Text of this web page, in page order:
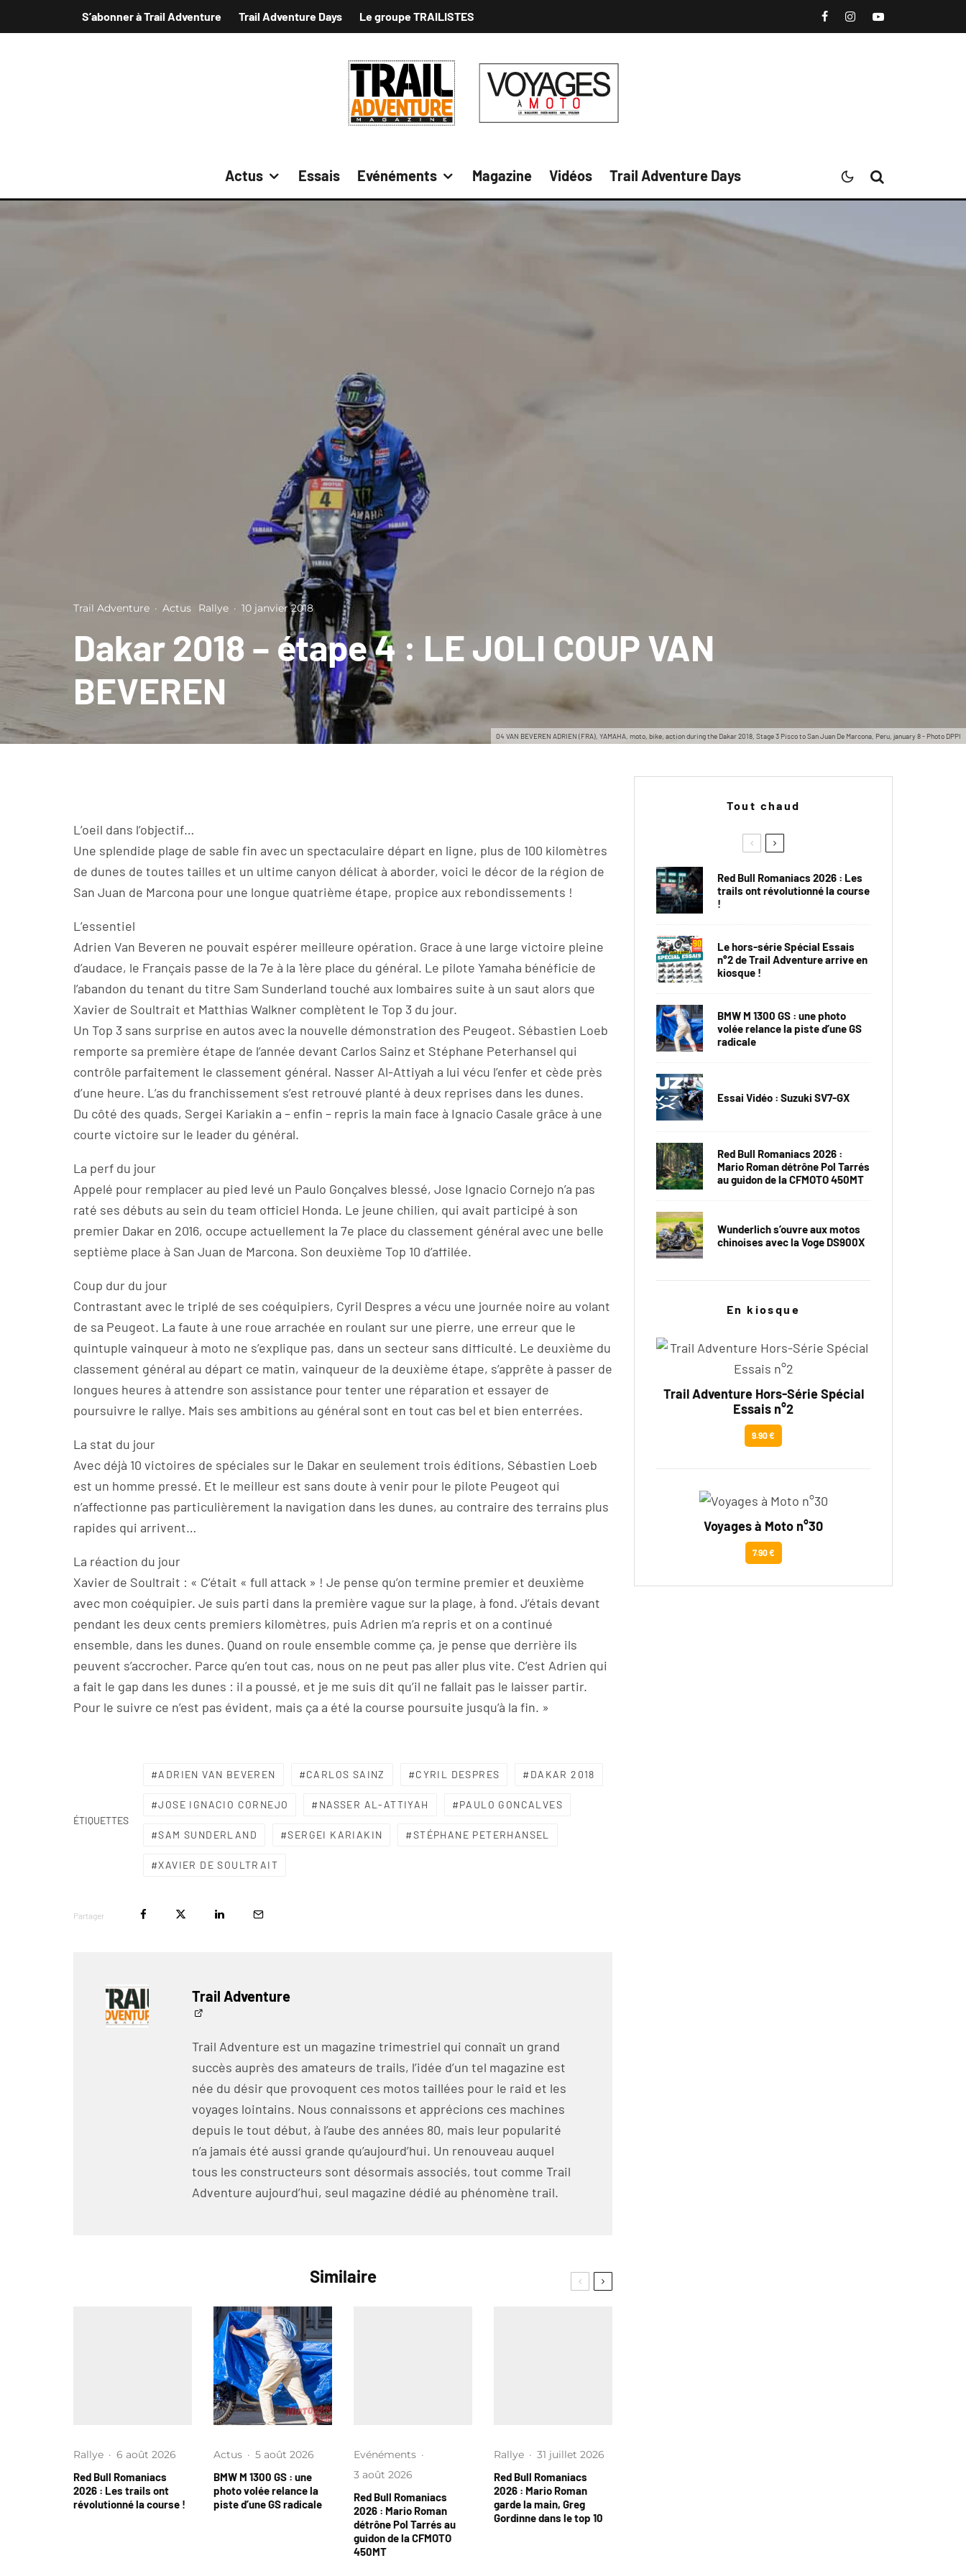
S’abonner à Trail Adventure Trail Adventure Days Le groupe TRAILISTES
Actus Essais Evénéments Magazine Vidéos Trail Adventure Days
04 VAN BEVEREN ADRIEN (FRA), YAMAHA, moto, bike, action during the Dakar 2018, Stage 3 Pisco to San Juan De Marcona, Peru, january 8 - Photo DPPI
Trail Adventure · Actus Rallye · 10 janvier 2018
Dakar 2018 – étape 4 : LE JOLI COUP VAN
BEVEREN
L’oeil dans l’objectif…
Une splendide plage de sable fin avec un spectaculaire départ en ligne, plus de 100 kilomètres
de dunes de toutes tailles et un ultime canyon délicat à aborder, voici le décor de la région de
San Juan de Marcona pour une longue quatrième étape, propice aux rebondissements !
L’essentiel
Adrien Van Beveren ne pouvait espérer meilleure opération. Grace à une large victoire pleine
d’audace, le Français passe de la 7e à la 1ère place du général. Le pilote Yamaha bénéficie de
l’abandon du tenant du titre Sam Sunderland touché aux lombaires suite à un saut alors que
Xavier de Soultrait et Matthias Walkner complètent le Top 3 du jour.
Un Top 3 sans surprise en autos avec la nouvelle démonstration des Peugeot. Sébastien Loeb
remporte sa première étape de l’année devant Carlos Sainz et Stéphane Peterhansel qui
contrôle parfaitement le classement général. Nasser Al-Attiyah a lui vécu l’enfer et cède près
d’une heure. L’as du franchissement s’est retrouvé planté à deux reprises dans les dunes.
Du côté des quads, Sergei Kariakin a – enfin – repris la main face à Ignacio Casale grâce à une
courte victoire sur le leader du général.
La perf du jour
Appelé pour remplacer au pied levé un Paulo Gonçalves blessé, Jose Ignacio Cornejo n’a pas
raté ses débuts au sein du team officiel Honda. Le jeune chilien, qui avait participé à son
premier Dakar en 2016, occupe actuellement la 7e place du classement général avec une belle
septième place à San Juan de Marcona. Son deuxième Top 10 d’affilée.
Coup dur du jour
Contrastant avec le triplé de ses coéquipiers, Cyril Despres a vécu une journée noire au volant
de sa Peugeot. La faute à une roue arrachée en roulant sur une pierre, une erreur que le
quintuple vainqueur à moto ne s’explique pas, dans un secteur sans difficulté. Le deuxième du
classement général au départ ce matin, vainqueur de la deuxième étape, s’apprête à passer de
longues heures à attendre son assistance pour tenter une réparation et essayer de
poursuivre le rallye. Mais ses ambitions au général sont en tout cas bel et bien enterrées.
La stat du jour
Avec déjà 10 victoires de spéciales sur le Dakar en seulement trois éditions, Sébastien Loeb
est un homme pressé. Et le meilleur est sans doute à venir pour le pilote Peugeot qui
n’affectionne pas particulièrement la navigation dans les dunes, au contraire des terrains plus
rapides qui arrivent…
La réaction du jour
Xavier de Soultrait : « C’était « full attack » ! Je pense qu’on termine premier et deuxième
avec mon coéquipier. Je suis parti dans la première vague sur la plage, à fond. J’étais devant
pendant les deux cents premiers kilomètres, puis Adrien m’a repris et on a continué
ensemble, dans les dunes. Quand on roule ensemble comme ça, je pense que derrière ils
peuvent s’accrocher. Parce qu’en tout cas, nous on ne peut pas aller plus vite. C’est Adrien qui
a fait le gap dans les dunes : il a poussé, et je me suis dit qu’il ne fallait pas le laisser partir.
Pour le suivre ce n’est pas évident, mais ça a été la course poursuite jusqu’à la fin. »
ÉTIQUETTES
ADRIEN VAN BEVEREN CARLOS SAINZ CYRIL DESPRES DAKAR 2018
JOSE IGNACIO CORNEJO NASSER AL-ATTIYAH PAULO GONCALVES
SAM SUNDERLAND SERGEI KARIAKIN STÉPHANE PETERHANSEL
XAVIER DE SOULTRAIT
Partager
Trail Adventure
Trail Adventure est un magazine trimestriel qui connaît un grand
succès auprès des amateurs de trails, l’idée d’un tel magazine est
née du désir que provoquent ces motos taillées pour le raid et les
voyages lointains. Nous connaissons et apprécions ces machines
depuis le tout début, à l’aube des années 80, mais leur popularité
n’a jamais été aussi grande qu’aujourd’hui. Un renouveau auquel
tous les constructeurs sont désormais associés, tout comme Trail
Adventure aujourd’hui, seul magazine dédié au phénomène trail.
Similaire
Rallye · 6 août 2026
Red Bull Romaniacs
2026 : Les trails ont
révolutionné la course !
Actus · 5 août 2026
BMW M 1300 GS : une
photo volée relance la
piste d’une GS radicale
Evénéments ·
3 août 2026
Red Bull Romaniacs
2026 : Mario Roman
détrône Pol Tarrés au
guidon de la CFMOTO
450MT
Rallye · 31 juillet 2026
Red Bull Romaniacs
2026 : Mario Roman
garde la main, Greg
Gordinne dans le top 10
Tout chaud
Red Bull Romaniacs 2026 : Les
trails ont révolutionné la course
!
Le hors-série Spécial Essais
n°2 de Trail Adventure arrive en
kiosque !
BMW M 1300 GS : une photo
volée relance la piste d’une GS
radicale
Essai Vidéo : Suzuki SV7-GX
Red Bull Romaniacs 2026 :
Mario Roman détrône Pol Tarrés
au guidon de la CFMOTO 450MT
Wunderlich s’ouvre aux motos
chinoises avec la Voge DS900X
En kiosque
Trail Adventure Hors-Série Spécial
Essais n°2
9.90 €
Voyages à Moto n°30
7.90 €